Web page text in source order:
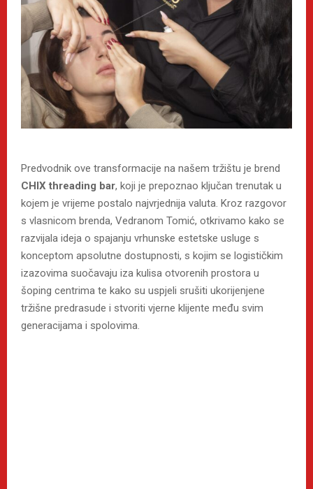
Predvodnik ove transformacije na našem tržištu je brend
CHIX threading bar, koji je prepoznao ključan trenutak u
kojem je vrijeme postalo najvrjednija valuta. Kroz razgovor
s vlasnicom brenda, Vedranom Tomić, otkrivamo kako se
razvijala ideja o spajanju vrhunske estetske usluge s
konceptom apsolutne dostupnosti, s kojim se logističkim
izazovima suočavaju iza kulisa otvorenih prostora u
šoping centrima te kako su uspjeli srušiti ukorijenjene
tržišne predrasude i stvoriti vjerne klijente među svim
generacijama i spolovima.